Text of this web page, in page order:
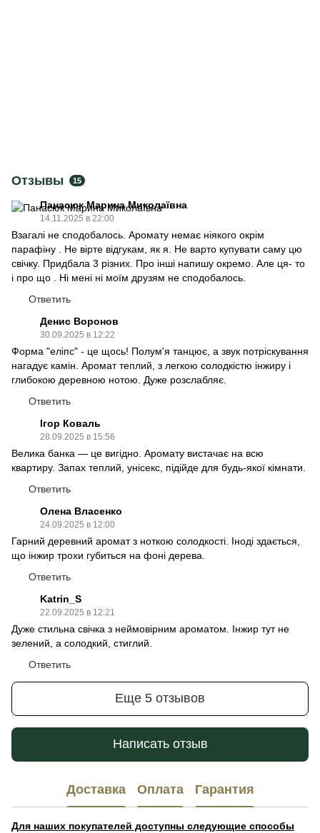
Отзывы 15
Панасюк Марина Миколаївна
14.11.2025 в 22:00
Взагалі не сподобалось. Аромату немає ніякого окрім
парафіну . Не вірте відгукам, як я. Не варто купувати саму цю
свічку. Придбала 3 різних. Про інші напишу окремо. Але ця- то
і про що . Ні мені ні моїм друзям не сподобалось.
Ответить
Денис Воронов
30.09.2025 в 12:22
Форма "еліпс" - це щось! Полум'я танцює, а звук потріскування
нагадує камін. Аромат теплий, з легкою солодкістю інжиру і
глибокою деревною нотою. Дуже розслабляє.
Ответить
Ігор Коваль
28.09.2025 в 15:56
Велика банка — це вигідно. Аромату вистачає на всю
квартиру. Запах теплий, унісекс, підійде для будь-якої кімнати.
Ответить
Олена Власенко
24.09.2025 в 12:00
Гарний деревний аромат з ноткою солодкості. Іноді здається,
що інжир трохи губиться на фоні дерева.
Ответить
Katrin_S
22.09.2025 в 12:21
Дуже стильна свічка з неймовірним ароматом. Інжир тут не
зелений, а солодкий, стиглий.
Ответить
Еще 5 отзывов
Написать отзыв
Доставка Оплата Гарантия
Для наших покупателей доступны следующие способы